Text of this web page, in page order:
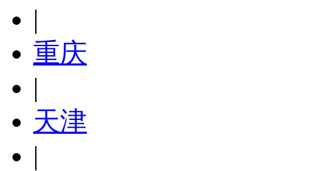
|
重庆
|
天津
|